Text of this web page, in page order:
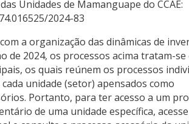
Unidades de Mamanguape do CCAE:
2024-83
a organização das dinâmicas de
de 2024, os processos acima tratam-se
os quais reúnem os processos
unidade (setor) apensados como
Portanto, para ter acesso a um
de uma unidade específica,